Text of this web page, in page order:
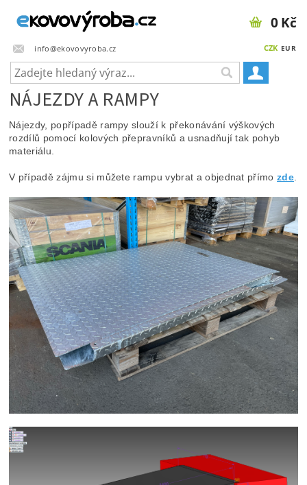
info@ekovovyroba.cz CZK EUR
0 Kč
NÁJEZDY A RAMPY
Nájezdy, popřípadě rampy slouží k překonávání výškových
rozdílů pomocí kolových přepravníků a usnadňují tak pohyb
materiálu.
V případě zájmu si můžete rampu vybrat a objednat přímozde